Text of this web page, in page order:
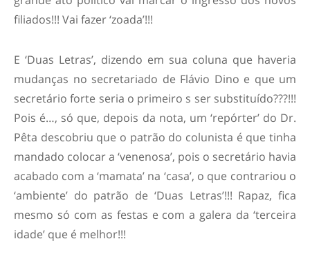
filiados!!! Vai fazer ‘zoada’!!!
E ‘Duas Letras’, dizendo em sua coluna que haveria
mudanças no secretariado de Flávio Dino e que um
secretário forte seria o primeiro s ser substituído???!!!
Pois é…, só que, depois da nota, um ‘repórter’ do Dr.
Pêta descobriu que o patrão do colunista é que tinha
mandado colocar a ‘venenosa’, pois o secretário havia
acabado com a ‘mamata’ na ‘casa’, o que contrariou o
‘ambiente’ do patrão de ‘Duas Letras’!!! Rapaz, fica
mesmo só com as festas e com a galera da ‘terceira
idade’ que é melhor!!!